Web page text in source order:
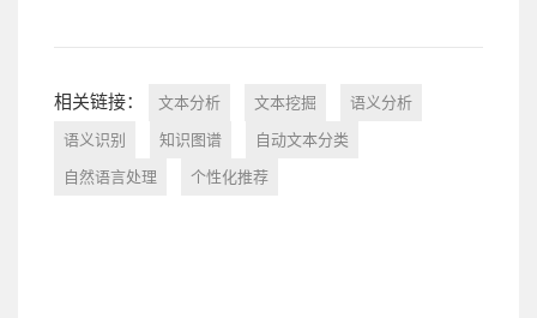
相关链接： 文本分析 文本挖掘 语义分析
语义识别 知识图谱 自动文本分类
自然语言处理 个性化推荐